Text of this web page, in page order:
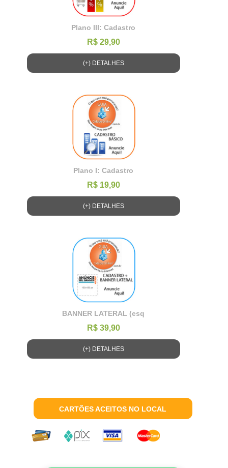
Plano III: Cadastro
R$ 29,90
(+) DETALHES
Plano I: Cadastro
R$ 19,90
(+) DETALHES
BANNER LATERAL (esq
R$ 39,90
(+) DETALHES
CARTÕES ACEITOS NO LOCAL